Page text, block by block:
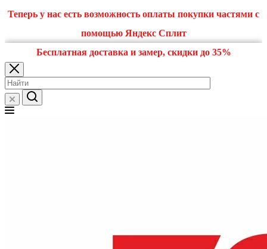
Теперь у нас есть возможность оплаты покупки частями с
помощью Яндекс Сплит
Бесплатная доставка и замер, скидки до 35%